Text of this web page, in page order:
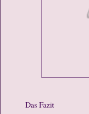
Das Fazit